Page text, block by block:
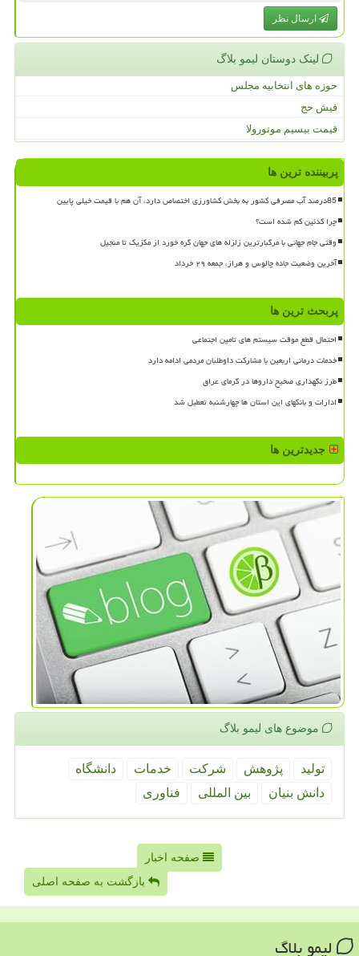
ارسال نظر
لینک دوستان لیمو بلاگ
حوزه های انتخابیه مجلس
فیش حج
قیمت بیسیم موتورولا
پربیننده ترین ها
85درصد آب مصرفی کشور به بخش کشاورزی اختصاص دارد، آن هم با قیمت خیلی پایین
چرا کدئین کم شده است؟
وقتی جام جهانی با مرگبارترین زلزله های جهان گره خورد از مکزیک تا منجیل
آخرین وضعیت جاده چالوس و هراز، جمعه ۲۹ خرداد
پربحث ترین ها
احتمال قطع موقت سیستم های تامین اجتماعی
خدمات درمانی اربعین با مشارکت داوطلبان مردمی ادامه دارد
طرز نگهداری صحیح داروها در گرمای عراق
ادارات و بانکهای این استان ها چهارشنبه تعطیل شد
جدیدترین ها
موضوع های لیمو بلاگ
تولید پژوهش شركت خدمات
دانشگاه
دانش بنیان
بین المللی فناوری
صفحه اخبار
بازگشت به صفحه اصلی
لیمو بلاگ